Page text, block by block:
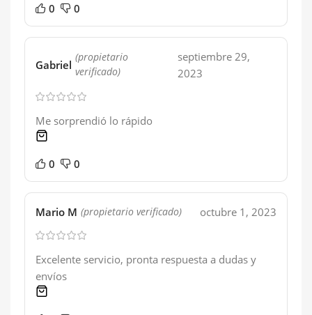
0 0
Gabriel
(propietario
verificado)
septiembre 29,
2023
Me sorprendió lo rápido
0 0
Mario M (propietario verificado) octubre 1, 2023
Excelente servicio, pronta respuesta a dudas y
envíos